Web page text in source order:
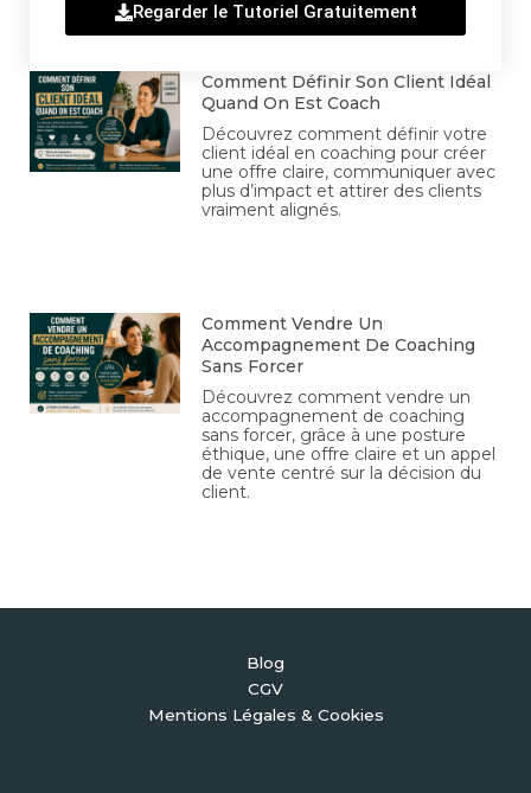
Regarder le Tutoriel Gratuitement
Comment Définir Son Client Idéal
Quand On Est Coach
Découvrez comment définir votre
client idéal en coaching pour créer
une offre claire, communiquer avec
plus d’impact et attirer des clients
vraiment alignés.
Comment Vendre Un
Accompagnement De Coaching
Sans Forcer
Découvrez comment vendre un
accompagnement de coaching
sans forcer, grâce à une posture
éthique, une offre claire et un appel
de vente centré sur la décision du
client.
Blog
CGV
Mentions Légales & Cookies